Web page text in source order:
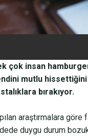
çok insan
mutlu hissettiğini
bırakıyor.
araştırmalara
duygu durum